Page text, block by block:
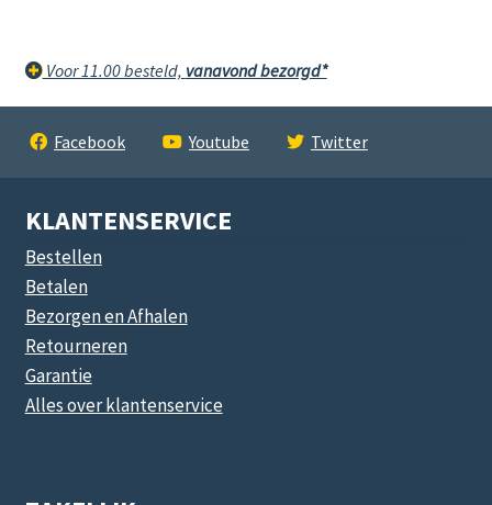
Voor 11.00 besteld, vanavond bezorgd*
Facebook Youtube Twitter
KLANTENSERVICE
Bestellen
Betalen
Bezorgen en Afhalen
Retourneren
Garantie
Alles over klantenservice